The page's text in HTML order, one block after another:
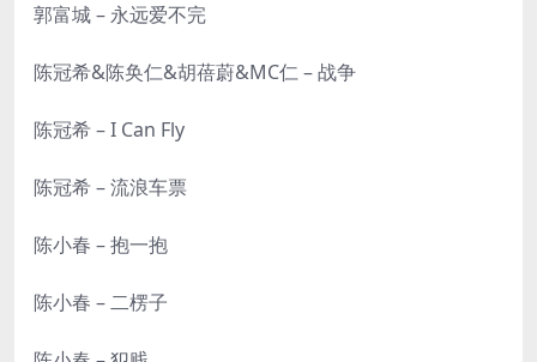
郭富城 – 永远爱不完
陈冠希&陈奂仁&胡蓓蔚&MC仁 – 战争
陈冠希 – I Can Fly
陈冠希 – 流浪车票
陈小春 – 抱一抱
陈小春 – 二楞子